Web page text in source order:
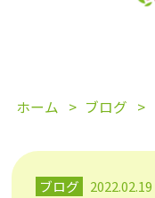
ホーム ブログ
ブログ 2022.02.19